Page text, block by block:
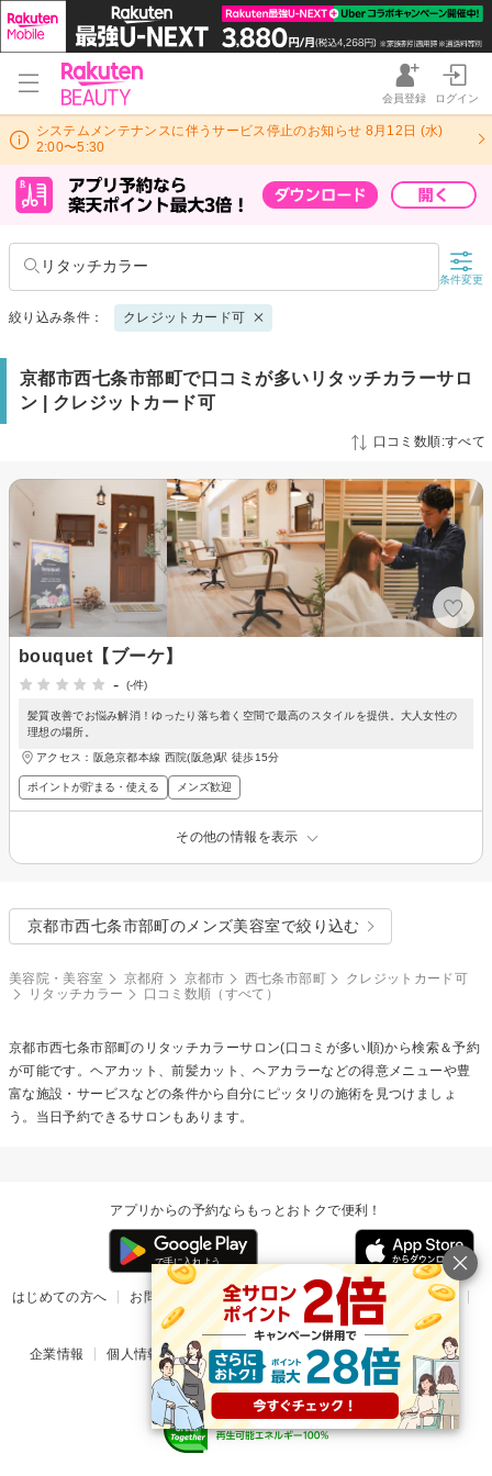
会員登録 ログイン
システムメンテナンスに伴うサービス停止のお知らせ 8月12日 (水)
2:00〜5:30
リタッチカラー
条件変更
絞り込み条件： クレジットカード可
京都市西七条市部町で口コミが多いリタッチカラーサロ
ン | クレジットカード可
口コミ数順:すべて
bouquet【ブーケ】
-
(-件)
髪質改善でお悩み解消！ゆったり落ち着く空間で最高のスタイルを提供。大人女性の
理想の場所。
アクセス：阪急京都本線 西院(阪急)駅 徒歩15分
ポイントが貯まる・使える メンズ歓迎
その他の情報を表示
京都市西七条市部町のメンズ美容室で絞り込む
美容院・美容室 京都府 京都市 西七条市部町
クレジットカード可
リタッチカラー
口コミ数順（すべて）
京都市西七条市部町の リタッチカラーサロン(口コミが多い順)から検索＆予約
が可能です。ヘアカット、前髪カット、ヘアカラーなどの得意メニューや豊
富な施設・サービスなどの条件から自分にピッタリの施術を見つけましょ
う。当日予約できるサロンもあります。
アプリからの予約ならもっとおトクで便利！
はじめての方へ お問い合わせ ヘルプ リリース情報
利用規約
掲載ご希望のサロン様
企業情報 個人情報保護方針 楽天のサービス一覧 アプリ一覧
© Rakuten Group, Inc.